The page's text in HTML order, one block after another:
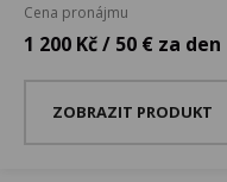
Cena pronájmu
1 200 Kč / 50 € za den
ZOBRAZIT PRODUKT